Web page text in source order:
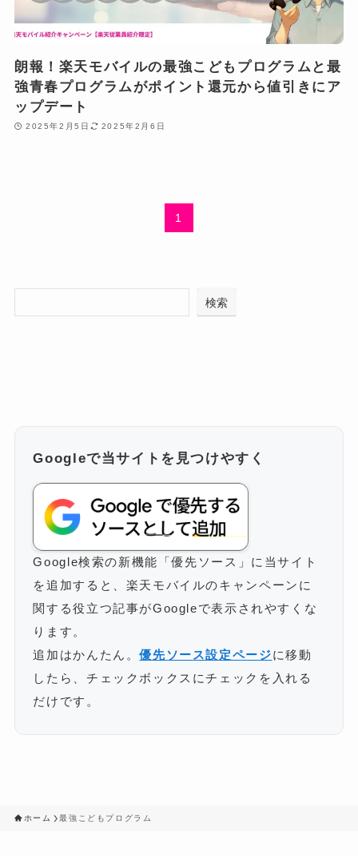
朗報！楽天モバイルの最強こどもプログラムと最
強青春プログラムがポイント還元から値引きにア
ップデート
2025年2月5日 2025年2月6日
1
検索
Googleで当サイトを見つけやすく
Google検索の新機能「優先ソース」に当サイト
を追加すると、楽天モバイルのキャンペーンに
関する役立つ記事がGoogleで表示されやすくな
ります。
追加はかんたん。優先ソース設定ページに移動
したら、チェックボックスにチェックを入れる
だけです。
ホーム 最強こどもプログラム